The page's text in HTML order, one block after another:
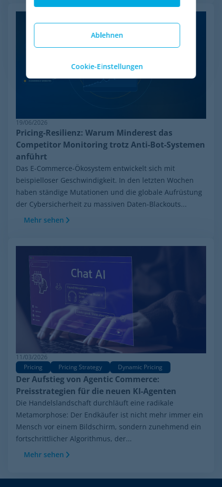
19/06/2026
Pricing-Resilienz: Warum Minderest das
Competitor Monitoring trotz Anti-Bot-Systemen
anführt
Das E-Commerce-Ökosystem entwickelt sich mit
beispielloser Geschwindigkeit. In den letzten Wochen
haben ständige Mutationen und die globale Aufrüstung
der Cybersicherheit zu massiven Daten-Blackouts...
Mehr sehen
11/03/2026
Pricing
Pricing Strategy Dynamic Pricing
Der Aufstieg von Agentic Commerce:
Preisstrategien für die neuen KI-Agenten
Die Handelslandschaft durchläuft eine radikale
Metamorphose: Der Endkäufer ist nicht mehr immer ein
Mensch vor einem Bildschirm, sondern zunehmend ein
fortschrittlicher Algorithmus, der...
Mehr sehen
Ablehnen
Cookie-Einstellungen